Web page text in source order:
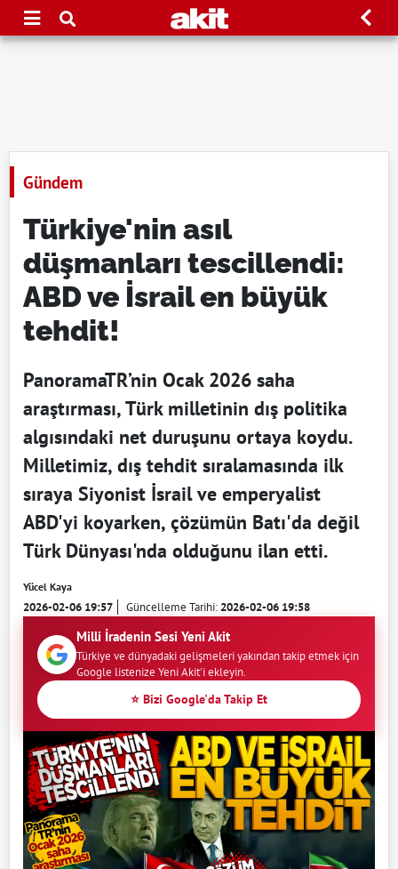
Gündem
Türkiye'nin asıl
düşmanları tescillendi:
ABD ve İsrail en büyük
tehdit!
PanoramaTR’nin Ocak 2026 saha
araştırması, Türk milletinin dış politika
algısındaki net duruşunu ortaya koydu.
Milletimiz, dış tehdit sıralamasında ilk
sıraya Siyonist İsrail ve emperyalist
ABD'yi koyarken, çözümün Batı'da değil
Türk Dünyası'nda olduğunu ilan etti.
Yücel Kaya
2026-02-06 19:57 Güncelleme Tarihi:2026-02-06 19:58
Milli İradenin Sesi Yeni Akit
Türkiye ve dünyadaki gelişmeleri yakından takip etmek için
Google listenize Yeni Akit'i ekleyin.
⭐ Bizi Google'da Takip Et